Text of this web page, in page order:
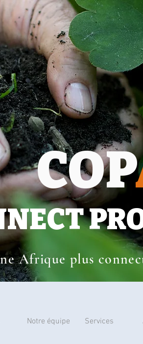
COP
Afrique plus
Notre équipe Services